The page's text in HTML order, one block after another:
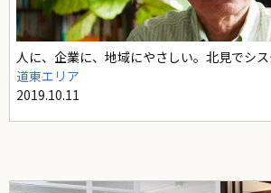
人に、企業に、地域にやさしい。北見でシ
道東エリア
2019.10.11